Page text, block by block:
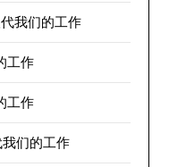
我们的工作
工作
工作
们的工作